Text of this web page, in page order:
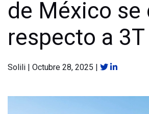
de México se
respecto a
Solili | Octubre 28, 2025 |